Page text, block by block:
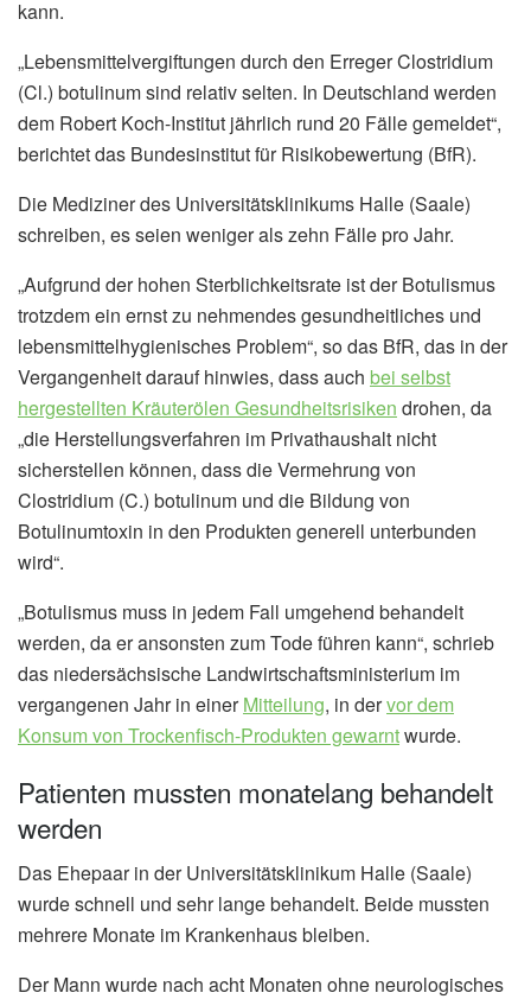
kann.
„Lebensmittelvergiftungen durch den Erreger Clostridium
(Cl.) botulinum sind relativ selten. In Deutschland werden
dem Robert Koch-Institut jährlich rund 20 Fälle gemeldet“,
berichtet das Bundesinstitut für Risikobewertung (BfR).
Die Mediziner des Universitätsklinikums Halle (Saale)
schreiben, es seien weniger als zehn Fälle pro Jahr.
„Aufgrund der hohen Sterblichkeitsrate ist der Botulismus
trotzdem ein ernst zu nehmendes gesundheitliches und
lebensmittelhygienisches Problem“, so das BfR, das in der
Vergangenheit darauf hinwies, dass auch bei selbst
hergestellten Kräuterölen Gesundheitsrisiken drohen, da
„die Herstellungsverfahren im Privathaushalt nicht
sicherstellen können, dass die Vermehrung von
Clostridium (C.) botulinum und die Bildung von
Botulinumtoxin in den Produkten generell unterbunden
wird“.
„Botulismus muss in jedem Fall umgehend behandelt
werden, da er ansonsten zum Tode führen kann“, schrieb
das niedersächsische Landwirtschaftsministerium im
vergangenen Jahr in einerMitteilung, in dervor dem
Konsum von Trockenfisch-Produkten gewarntwurde.
Patienten mussten monatelang behandelt
werden
Das Ehepaar in der Universitätsklinikum Halle (Saale)
wurde schnell und sehr lange behandelt. Beide mussten
mehrere Monate im Krankenhaus bleiben.
Der Mann wurde nach acht Monaten ohne neurologisches